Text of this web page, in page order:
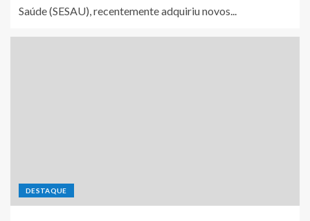
Saúde (SESAU), recentemente adquiriu novos...
DESTAQUE